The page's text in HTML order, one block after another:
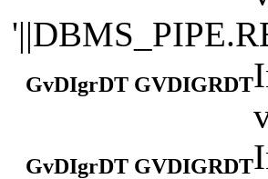
GvDIgrDT GVDIGRDT
GvDIgrDT GVDIGRDT